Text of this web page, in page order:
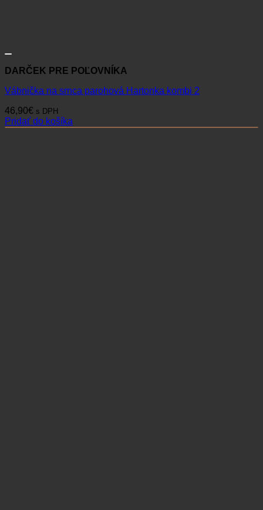
DARČEK PRE POĽOVNÍKA
Vábnička na srnca parohová Hartonka kombi 2
46,90€ s DPH
Pridať do košíka